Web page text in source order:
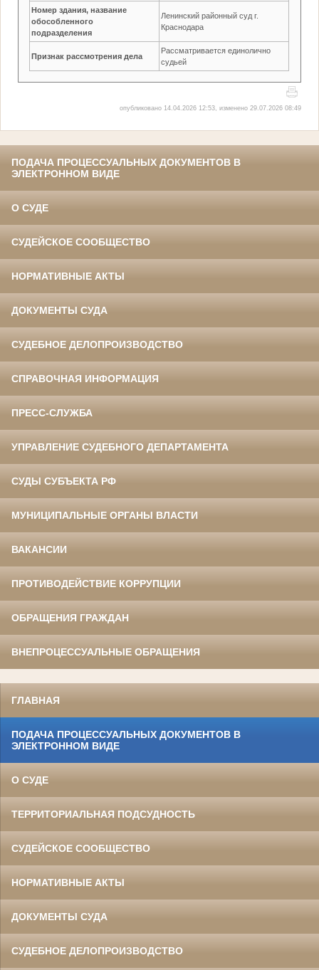
Номер здания, название
обособленного
подразделения
Ленинский районный суд г.
Краснодара
Признак рассмотрения дела
Рассматривается единолично
судьей
опубликовано 14.04.2026 12:53, изменено 29.07.2026 08:49
ПОДАЧА ПРОЦЕССУАЛЬНЫХ ДОКУМЕНТОВ В
ЭЛЕКТРОННОМ ВИДЕ
О СУДЕ
СУДЕЙСКОЕ СООБЩЕСТВО
НОРМАТИВНЫЕ АКТЫ
ДОКУМЕНТЫ СУДА
СУДЕБНОЕ ДЕЛОПРОИЗВОДСТВО
СПРАВОЧНАЯ ИНФОРМАЦИЯ
ПРЕСС-СЛУЖБА
УПРАВЛЕНИЕ СУДЕБНОГО ДЕПАРТАМЕНТА
СУДЫ СУБЪЕКТА РФ
МУНИЦИПАЛЬНЫЕ ОРГАНЫ ВЛАСТИ
ВАКАНСИИ
ПРОТИВОДЕЙСТВИЕ КОРРУПЦИИ
ОБРАЩЕНИЯ ГРАЖДАН
ВНЕПРОЦЕССУАЛЬНЫЕ ОБРАЩЕНИЯ
ГЛАВНАЯ
ПОДАЧА ПРОЦЕССУАЛЬНЫХ ДОКУМЕНТОВ В
ЭЛЕКТРОННОМ ВИДЕ
О СУДЕ
ТЕРРИТОРИАЛЬНАЯ ПОДСУДНОСТЬ
СУДЕЙСКОЕ СООБЩЕСТВО
НОРМАТИВНЫЕ АКТЫ
ДОКУМЕНТЫ СУДА
СУДЕБНОЕ ДЕЛОПРОИЗВОДСТВО